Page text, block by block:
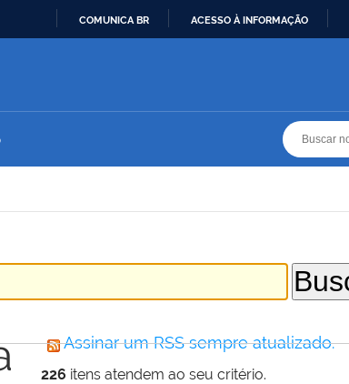
COMUNICA BR ACESSO À INFORMAÇÃO
Assinar um RSS sempre atualizado.
226 itens atendem ao seu critério.